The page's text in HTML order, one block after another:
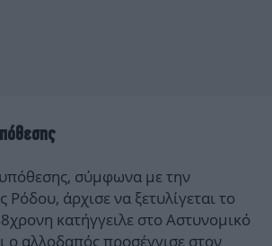
σύμφωνα με την
Ρόδου, άρχισε να ξετυλίγεται το
κατήγγειλε στο Αστυνομικό
ο αλλοδαπός προσέγγισε στον